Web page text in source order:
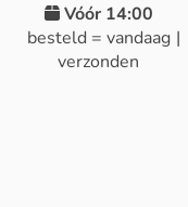
Vóór 14:00
besteld = vandaag
verzonden
|